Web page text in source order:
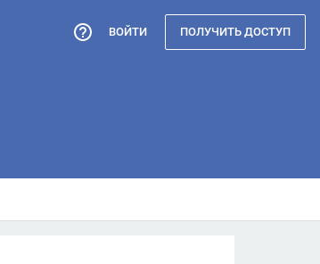
ВОЙТИ ПОЛУЧИТЬ ДОСТУП